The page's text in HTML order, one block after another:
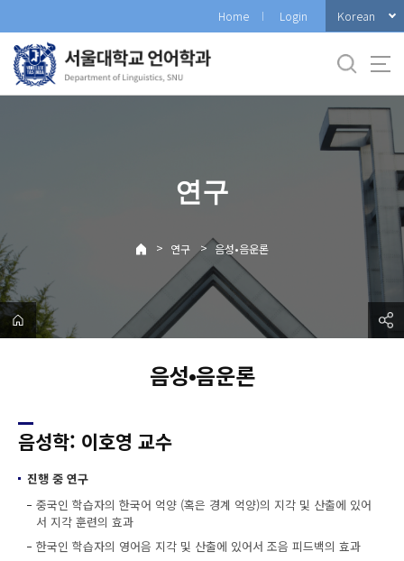
로
메
Home Login Korean
연구
> 연구 > 음성•음운론
음성•음운론
음성학: 이호영 교수
진행 중 연구
중국인 학습자의 한국어 억양 (혹은 경계 억양)의 지각 및 산출에 있어
서 지각 훈련의 효과
한국인 학습자의 영어음 지각 및 산출에 있어서 조음 피드백의 효과